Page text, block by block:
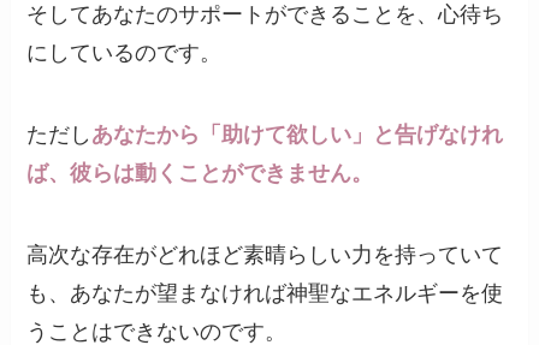
そしてあなたのサポートができることを、心待ち
にしているのです。
ただし あなたから「助けて欲しい」と告げなけれ
ば、彼らは動くことができません。
高次な存在がどれほど素晴らしい力を持っていて
も、あなたが望まなければ神聖なエネルギーを使
うことはできないのです。